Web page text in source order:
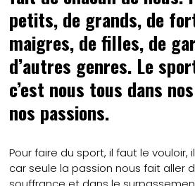
petits, de grands, de
maigres, de filles, de
d’autres genres. Le
c’est nous tous dans
nos passions.
Pour faire du sport, il faut le vouloir,
car seule la passion nous fait aller